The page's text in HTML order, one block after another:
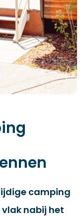
camping
vlak nabij het